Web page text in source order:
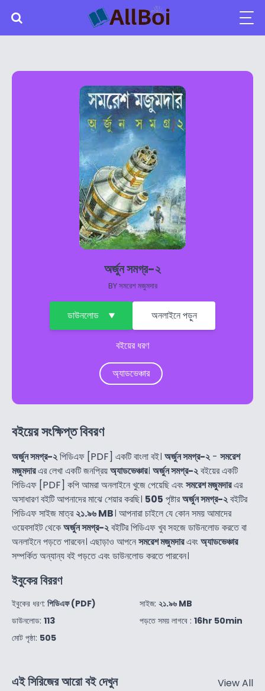
অর্জুন সমগ্র-২
BYসমরেশ মজুমদার
ডাউনলোড অনলাইনে পড়ুন
বইয়ের ধরণ
অ্যাডভেঞ্চার
বইয়ের সংক্ষিপ্ত বিবরণ
অর্জুন সমগ্র-২পিডিএফ [PDF] একটি বাংলা বই। অর্জুন সমগ্র-২- সমরেশ
মজুমদারএর লেখা একটি জনপ্রিয়অ্যাডভেঞ্চার। অর্জুন সমগ্র-২বইয়ের একটি
পিডিএফ [PDF] কপি আমরা অনলাইনে খুজে পেয়েছি এবংসমরেশ মজুমদারএর
অসাধারণ বইটি আপনাদের মাঝে শেয়ার করছি। 505 পৃষ্টারঅর্জুন সমগ্র-২বইটির
পিডিএফ সাইজ মাত্র২১.৯৬ MB। আপনারা চাইলে যে কোন সময় আমাদের
ওয়েবসাইট থেকেঅর্জুন সমগ্র-২বইটির পিডিএফ খুব সহজে ডাউনলোড করতে বা
অনলাইনে পড়তে পারবেন। এছাড়াও আপনেসমরেশ মজুমদারএবংঅ্যাডভেঞ্চার
সম্পর্কিত অন্যান্য বই পড়তে এবং ডাউনলোড করতে পারবেন।
ইবুকের বিররণ
ইবুকের ধরণ: পিডিএফ (PDF)
ডাউনলোড: 113
মোট পৃষ্ঠা: 505
সাইজ: ২১.৯৬ MB
পড়তে সময় লাগবে : 16hr 50min
এই সিরিজের আরো বই দেখুন View All